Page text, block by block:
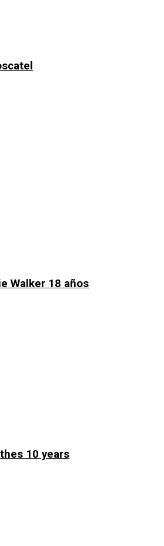
Walker 18 años
10 years